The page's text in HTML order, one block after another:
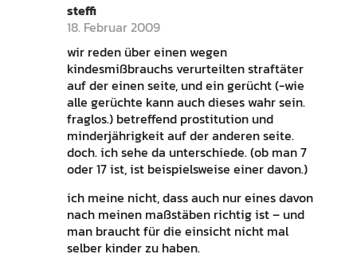
steffi
18. Februar 2009
wir reden über einen wegen
kindesmißbrauchs verurteilten straftäter
auf der einen seite, und ein gerücht (-wie
alle gerüchte kann auch dieses wahr sein.
fraglos.) betreffend prostitution und
minderjährigkeit auf der anderen seite.
doch. ich sehe da unterschiede. (ob man 7
oder 17 ist, ist beispielsweise einer davon.)
ich meine nicht, dass auch nur eines davon
nach meinen maßstäben richtig ist – und
man braucht für die einsicht nicht mal
selber kinder zu haben.